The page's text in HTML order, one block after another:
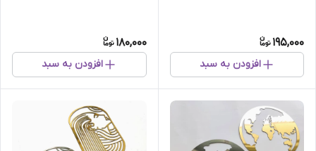
195,000
افزودن به سبد
180,000
افزودن به سبد